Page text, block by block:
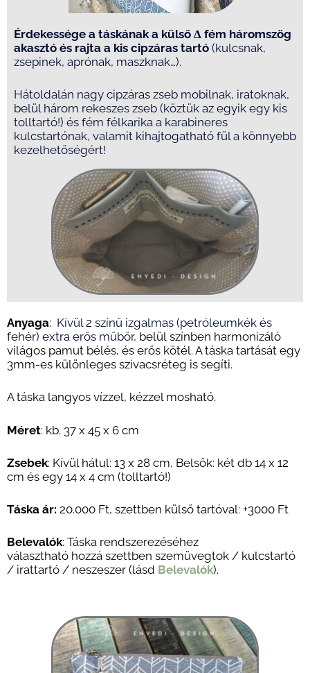
Érdekessége a táskának a külső Δ fém háromszög
akasztó és rajta a kis cipzáras tartó (kulcsnak,
zsepinek, aprónak, maszknak…).
Hátoldalán nagy cipzáras zseb mobilnak, iratoknak,
belül három rekeszes zseb (köztük az egyik egy kis
tolltartó!) és fém félkarika a karabineres
kulcstartónak, valamit kihajtogatható fül a könnyebb
kezelhetőségért!
Anyaga: Kívül 2 színű izgalmas (petróleumkék és
fehér) extra erős műbőr, belül színben harmonizáló
világos pamut bélés, és erős kötél. A táska tartását egy
3mm-es különleges szivacsréteg is segíti.
A táska langyos vízzel, kézzel mosható.
Méret: kb. 37 x 45 x 6 cm
Zsebek: Kívül hátul: 13 x 28 cm, Belsők: két db 14 x 12
cm és egy 14 x 4 cm (tolltartó!)
Táska ár: 20.000 Ft, szettben külső tartóval: +3000 Ft
Belevalók: Táska rendszerezéséhez
választható hozzá szettben szemüvegtok / kulcstartó
/ irattartó / neszeszer (lásd Belevalók).